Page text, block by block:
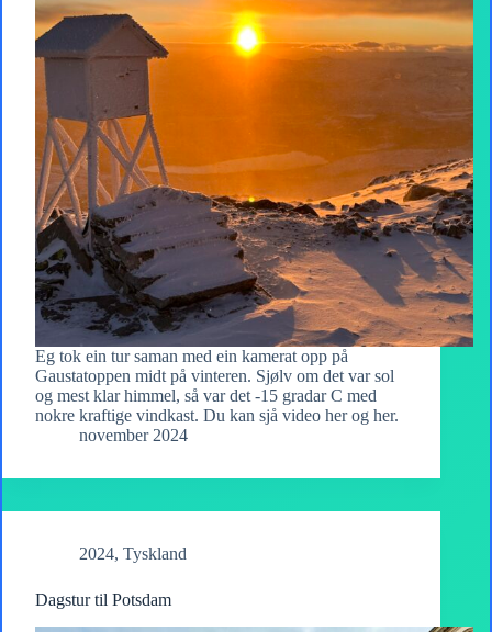
Eg tok ein tur saman med ein kamerat opp på
Gaustatoppen midt på vinteren. Sjølv om det var sol
og mest klar himmel, så var det -15 gradar C med
nokre kraftige vindkast. Du kan sjå video her og her.
november 2024
2024, Tyskland
Dagstur til Potsdam